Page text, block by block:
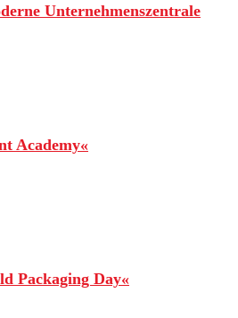
Unternehmenszentrale
Academy«
Packaging Day«